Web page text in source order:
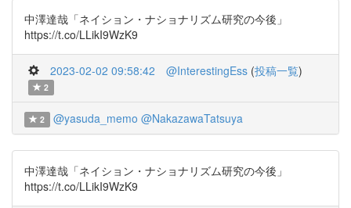
中澤達哉「ネイション・ナショナリズム研究の今後」
https://t.co/LLikI9WzK9
2023-02-02 09:58:42 @InterestingEss (投稿一覧)
2
2 @yasuda_memo @NakazawaTatsuya
中澤達哉「ネイション・ナショナリズム研究の今後」
https://t.co/LLikI9WzK9